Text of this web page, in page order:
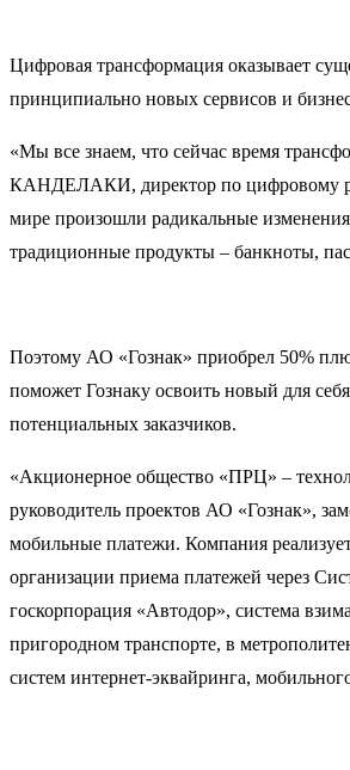
Цифровая трансформация оказывает
принципиально новых сервисов и
«Мы все знаем, что сейчас время
КАНДЕЛАКИ, директор по цифровому
мире произошли радикальные
традиционные продукты – банкноты,
Поэтому АО «Гознак» приобрел 50%
поможет Гознаку освоить новый для
потенциальных заказчиков.
«Акционерное общество «ПРЦ» –
руководитель проектов АО «Гознак»,
мобильные платежи. Компания
организации приема платежей через
госкорпорация «Автодор», система
пригородном транспорте, в
систем интернет-эквайринга,